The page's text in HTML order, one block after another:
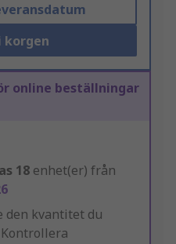
korgen
online beställningar
18 enhet(er) från
den kvantitet du